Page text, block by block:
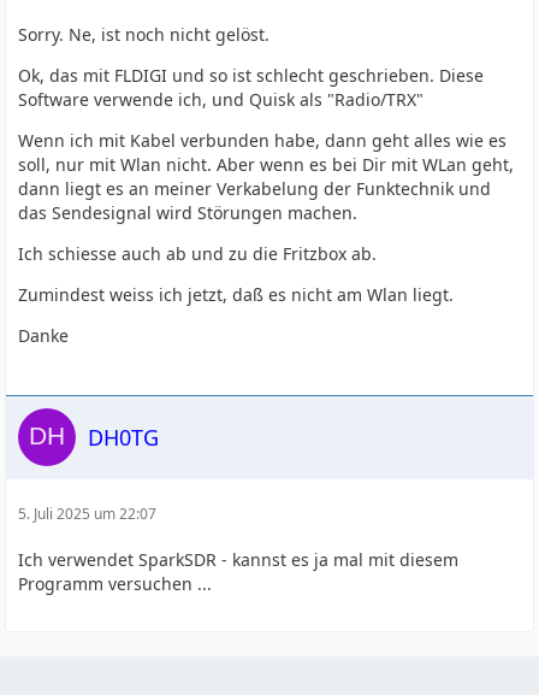
Sorry. Ne, ist noch nicht gelöst.
Ok, das mit FLDIGI und so ist schlecht geschrieben. Diese
Software verwende ich, und Quisk als "Radio/TRX"
Wenn ich mit Kabel verbunden habe, dann geht alles wie es
soll, nur mit Wlan nicht. Aber wenn es bei Dir mit WLan geht,
dann liegt es an meiner Verkabelung der Funktechnik und
das Sendesignal wird Störungen machen.
Ich schiesse auch ab und zu die Fritzbox ab.
Zumindest weiss ich jetzt, daß es nicht am Wlan liegt.
Danke
DH0TG
5. Juli 2025 um 22:07
Ich verwendet SparkSDR - kannst es ja mal mit diesem
Programm versuchen ...